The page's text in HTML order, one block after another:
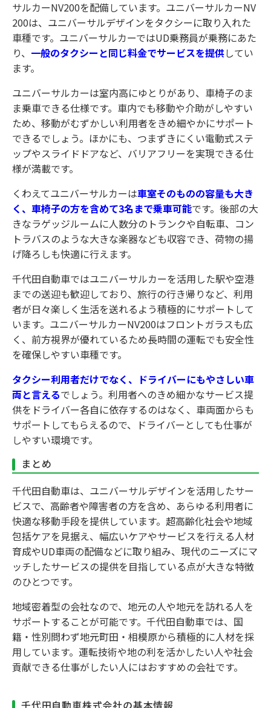
サルカーNV200を配備しています。ユニバーサルカーNV
200は、ユニバーサルデザインをタクシーに取り入れた
車種です。ユニバーサルカーではUD乗務員が乗務にあた
り、 一般のタクシーと同じ料金でサービスを提供してい
ます。
ユニバーサルカーは室内高にゆとりがあり、車椅子のま
ま乗車できる仕様です。車内でも移動や介助がしやすい
ため、移動がむずかしい利用者をきめ細やかにサポート
できるでしょう。ほかにも、つまずきにくい電動式ステ
ップやスライドドアなど、バリアフリーを実現できる仕
様が満載です。
くわえてユニバーサルカーは車室そのものの容量も大き
く、車椅子の方を含めて3名まで乗車可能です。後部の大
きなラゲッジルームに人数分のトランクや自転車、コン
トラバスのような大きな楽器なども収容でき、荷物の揚
げ降ろしも快適に行えます。
千代田自動車ではユニバーサルカーを活用した駅や空港
までの送迎も歓迎しており、旅行の行き帰りなど、利用
者が日々楽しく生活を送れるよう積極的にサポートして
います。ユニバーサルカーNV200はフロントガラスも広
く、前方視界が優れているため長時間の運転でも安全性
を確保しやすい車種です。
タクシー利用者だけでなく、ドライバーにもやさしい車
両と言えるでしょう。利用者へのきめ細かなサービス提
供をドライバー各自に依存するのはなく、車両面からも
サポートしてもらえるので、ドライバーとしても仕事が
しやすい環境です。
まとめ
千代田自動車は、ユニバーサルデザインを活用したサー
ビスで、高齢者や障害者の方を含め、あらゆる利用者に
快適な移動手段を提供しています。超高齢化社会や地域
包括ケアを見据え、幅広いケアやサービスを行える人材
育成やUD車両の配備などに取り組み、現代のニーズにマ
ッチしたサービスの提供を目指している点が大きな特徴
のひとつです。
地域密着型の会社なので、地元の人や地元を訪れる人を
サポートすることが可能です。千代田自動車では、国
籍・性別問わず地元町田・相模原から積極的に人材を採
用しています。運転技術や地の利を活かしたい人や社会
貢献できる仕事がしたい人にはおすすめの会社です。
千代田自動車株式会社の基本情報